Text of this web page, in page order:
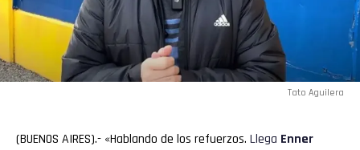
Tato Aguilera
(BUENOS AIRES).- «Hablando de los refuerzos. Llega Enner